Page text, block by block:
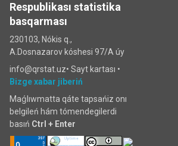
Respublikası statistika
basqarması
230103, Nókis q.,
A.Dosnazarov kóshesi 97/A úy
info@qrstat.uz• Sayt kartası •
Bizge xabar jiberiń
Maǵlıwmatta qáte tapsańiz onı
belgileń hám tómendegilerdi
basıń Ctrl + Enter